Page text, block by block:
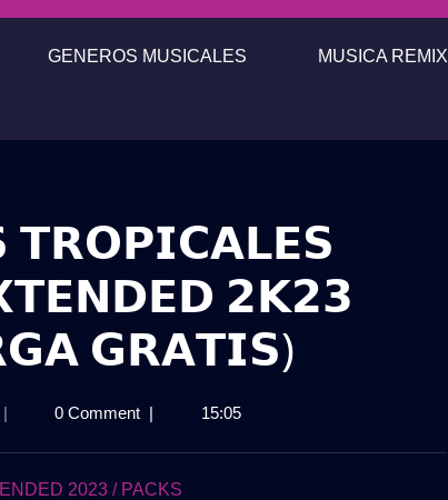
GENEROS MUSICALES MUSICA REMIX
𝟮𝗞𝟮𝟯
𝗚𝗥𝗔𝗧𝗜𝗦)
| 0 Comment | 15:05
2023 / PACKS